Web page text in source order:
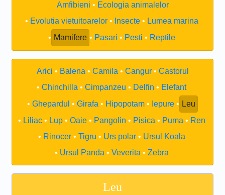
Amfibieni
Ecologia animalelor
Evolutia vietuitoarelor
Insecte
Lumea marina
Mamifere
Pasari Pesti Reptile
Arici Balena Camila Cangur
Castorul
Chinchilla
Cimpanzeu Delfin
Elefant
Ghepardul
Girafa Hipopotam Iepure
Leu
Liliac
Lup Oaie Pangolin Pisica Puma
Ren
Rinocer
Tigru Urs polar
Ursul Koala
Ursul Panda
Veverita Zebra
Leu